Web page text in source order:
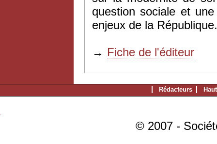
question sociale et
enjeux de la République.
→ Fiche de l'éditeur
Rédacteurs
© 2007 -